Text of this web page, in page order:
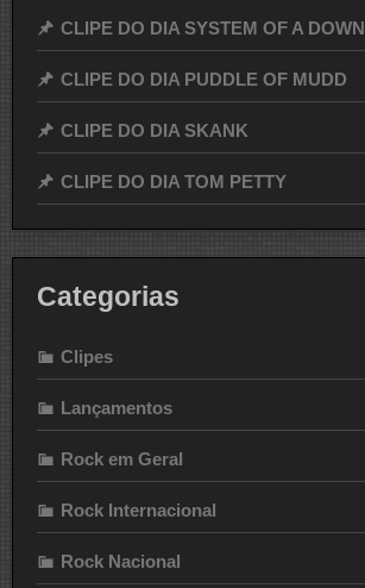
CLIPE DO DIA SYSTEM OF A DOWN
CLIPE DO DIA PUDDLE OF MUDD
CLIPE DO DIA SKANK
CLIPE DO DIA TOM PETTY
Categorias
Clipes
Lançamentos
Rock em Geral
Rock Internacional
Rock Nacional